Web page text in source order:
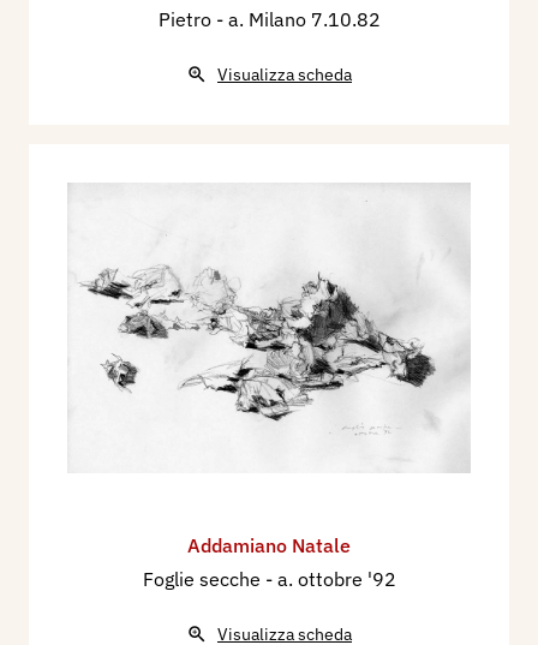
Pietro - a. Milano 7.10.82
Visualizza scheda
Addamiano Natale
Foglie secche - a. ottobre '92
Visualizza scheda